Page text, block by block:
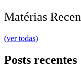
Matérias
(ver todas)
Posts recentes